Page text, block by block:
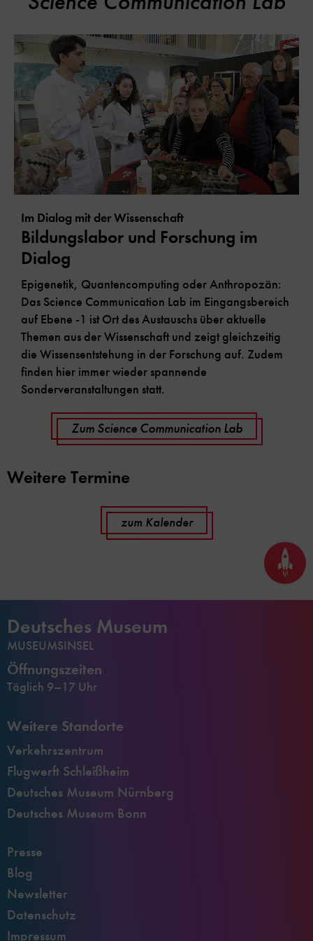
Im Dialog mit der Wissenschaft
Bildungslabor und Forschung im
Dialog
Epigenetik, Quantencomputing oder Anthropozän:
Das Science Communication Lab im Eingangsbereich
auf Ebene -1 ist Ort des Austauschs über aktuelle
Themen aus der Wissenschaft und zeigt gleichzeitig
die Wissensentstehung in der Forschung auf. Zudem
finden hier immer wieder spannende
Sonderveranstaltungen statt.
Zum Science Communication Lab
Weitere Termine
zum Kalender
Seite
nach
oben
Deutsches Museum
MUSEUMSINSEL
Öffnungszeiten
Täglich 9–17 Uhr
Weitere Standorte
Verkehrszentrum
Flugwerft Schleißheim
Deutsches Museum Nürnberg
Deutsches Museum Bonn
Presse
Blog
Newsletter
Datenschutz
Impressum